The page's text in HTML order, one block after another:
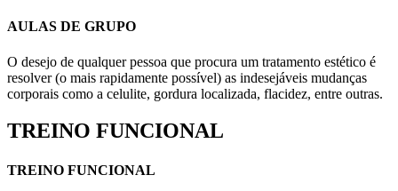
AULAS DE GRUPO
O desejo de qualquer pessoa que procura um tratamento estético é
resolver (o mais rapidamente possível) as indesejáveis mudanças
corporais como a celulite, gordura localizada, flacidez, entre outras.
TREINO FUNCIONAL
TREINO FUNCIONAL